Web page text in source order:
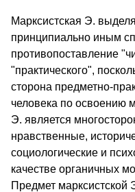
Марксистская Э.
принципиально иным
противопоставление
"практического",
сторона предметно-
человека по освоению
Э. является
нравственные,
социологические и
качестве органичных
Предмет